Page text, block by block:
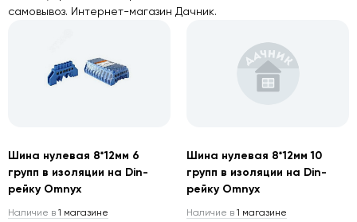
самовывоз. Интернет-магазин Дачник.
Шина нулевая 8*12мм 6
групп в изоляции на Din-
рейку Omnyx
Наличие в 1 магазине
Шина нулевая 8*12мм 10
групп в изоляции на Din-
рейку Omnyx
Наличие в 1 магазине